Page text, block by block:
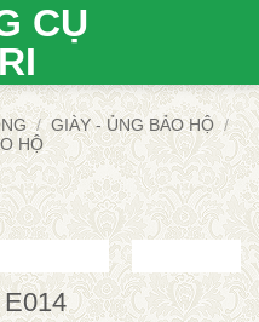
/ GIÀY - ỦNG BẢO HỘ /
HỘ